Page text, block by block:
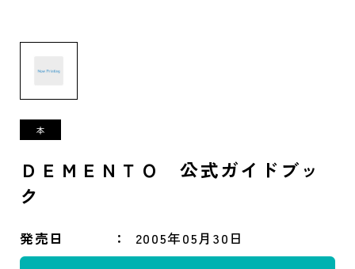
ＤＥＭＥＮＴＯ 公式ガイドブッ
ク
発売日 2005年05月30日